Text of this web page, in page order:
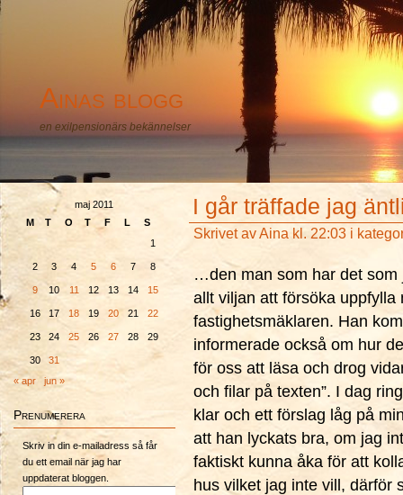
Ainas blogg
en exilpensionärs bekännelser
maj 2011
M
T O T F L
S
1
2 3 4 5 6 7 8
9 10 11 12 13 14 15
16 17 18 19 20 21 22
23 24 25 26 27 28 29
30
31
« apr
jun »
Prenumerera
Skriv in din e-mailadress så får
du ett email när jag har
uppdaterat bloggen.
I går träffade jag
Skrivet avAina kl. 22:03 i
…den man som har det som
allt viljan att försöka
fastighetsmäklaren. Han
informerade också om hur
för oss att läsa och drog
och filar på texten”. I dag
klar och ett förslag låg på
att han lyckats bra, om jag
faktiskt kunna åka för att
hus vilket jag inte vill, därför